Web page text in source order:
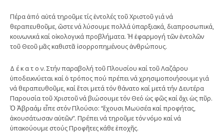
Πέρα ἀπό αὐτά τηροῦμε τίς ἐντολές τοῦ Χριστοῦ γιά νά
θεραπευθοῦμε, ὥστε νά λύσουμε πολλά ὑπαρξιακά, διαπροσωπικά,
κοινωνικά καί οἰκολογικά προβλήματα. Ἡ ἐφαρμογή τῶν ἐντολῶν
τοῦ Θεοῦ μᾶς καθιστᾶ ἰσορροπημένους ἀνθρώπους.
Δ έ κ α τ ο ν. Στήν παραβολή τοῦ Πλουσίου καί τοῦ Λαζάρου
ὑποδεικνύεται καί ὁ τρόπος πού πρέπει νά χρησιμοποιήσουμε γιά
νά θεραπευθοῦμε, καί ἔτσι μετά τόν θάνατο καί μετά τήν Δευτέρα
Παρουσία τοῦ Χριστοῦ νά βιώσουμε τόν Θεό ὡς φῶς καί ὄχι ὡς πῦρ.
Ὁ Ἀβραάμ εἶπε στόν Πλούσιο: “ἔχουσι Μωϋσέα καί προφήτας,
ἀκουσάτωσαν αὐτῶν”. Πρέπει νά τηροῦμε τόν νόμο καί νά
ὑπακούουμε στούς Προφῆτες κάθε ἐποχῆς.